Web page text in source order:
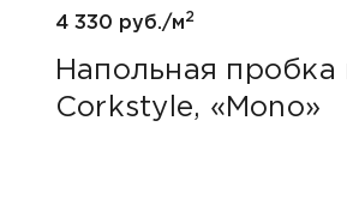
4 330 руб./м2
Напольная пробка
Corkstyle, «Mono»